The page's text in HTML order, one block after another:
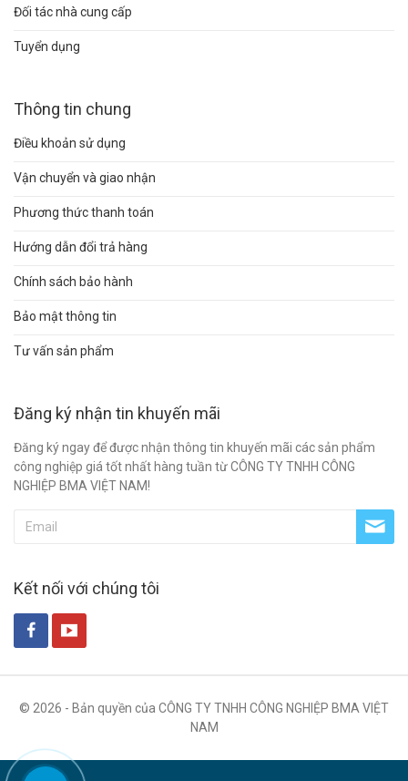
Đối tác nhà cung cấp
Tuyển dụng
Thông tin chung
Điều khoản sử dụng
Vận chuyển và giao nhận
Phương thức thanh toán
Hướng dẫn đổi trả hàng
Chính sách bảo hành
Bảo mật thông tin
Tư vấn sản phẩm
Đăng ký nhận tin khuyến mãi
Đăng ký ngay để được nhận thông tin khuyến mãi các sản phẩm
công nghiệp giá tốt nhất hàng tuần từ CÔNG TY TNHH CÔNG
NGHIỆP BMA VIỆT NAM!
Kết nối với chúng tôi
© 2026 - Bản quyền của CÔNG TY TNHH CÔNG NGHIỆP BMA VIỆT
NAM